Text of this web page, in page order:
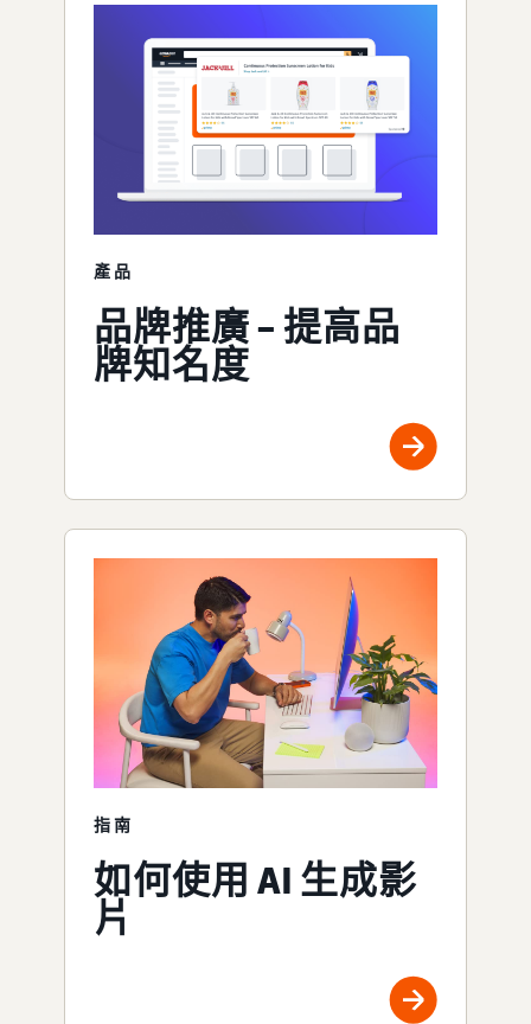
產品
品牌推廣 – 提高品
牌知名度
指南
如何使用 AI 生成影
片